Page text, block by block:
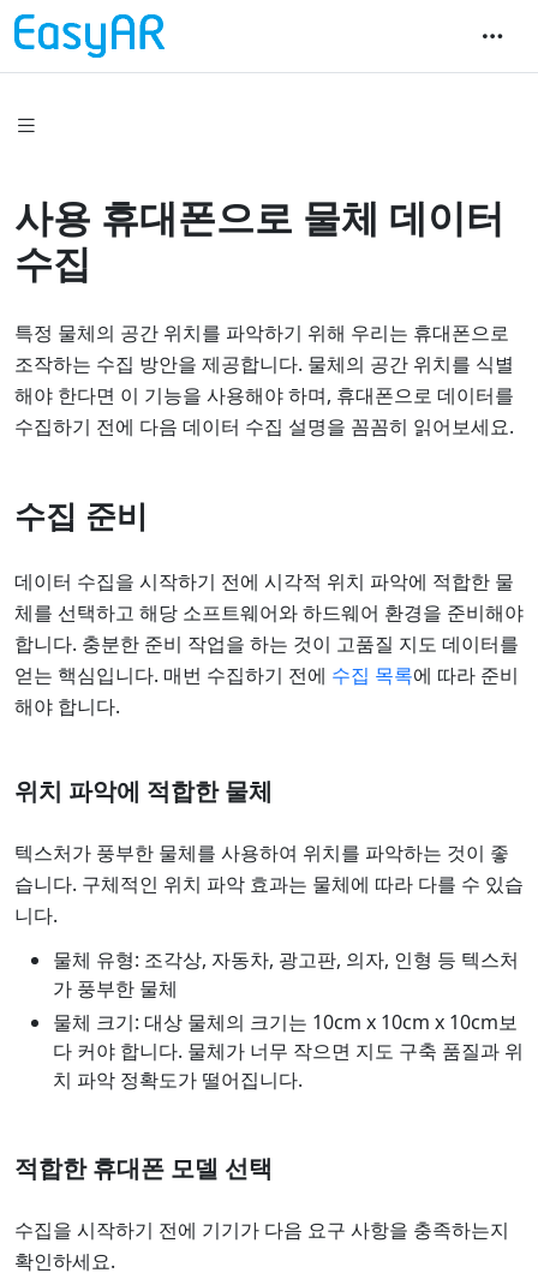
사용 휴대폰으로 물체 데이터
수집
특정 물체의 공간 위치를 파악하기 위해 우리는 휴대폰으로
조작하는 수집 방안을 제공합니다. 물체의 공간 위치를 식별
해야 한다면 이 기능을 사용해야 하며, 휴대폰으로 데이터를
수집하기 전에 다음 데이터 수집 설명을 꼼꼼히 읽어보세요.
수집 준비
데이터 수집을 시작하기 전에 시각적 위치 파악에 적합한 물
체를 선택하고 해당 소프트웨어와 하드웨어 환경을 준비해야
합니다. 충분한 준비 작업을 하는 것이 고품질 지도 데이터를
얻는 핵심입니다. 매번 수집하기 전에 수집 목록에 따라 준비
해야 합니다.
위치 파악에 적합한 물체
텍스처가 풍부한 물체를 사용하여 위치를 파악하는 것이 좋
습니다. 구체적인 위치 파악 효과는 물체에 따라 다를 수 있습
니다.
물체 유형: 조각상, 자동차, 광고판, 의자, 인형 등 텍스처
가 풍부한 물체
물체 크기: 대상 물체의 크기는 10cm x 10cm x 10cm보
다 커야 합니다. 물체가 너무 작으면 지도 구축 품질과 위
치 파악 정확도가 떨어집니다.
적합한 휴대폰 모델 선택
수집을 시작하기 전에 기기가 다음 요구 사항을 충족하는지
확인하세요.